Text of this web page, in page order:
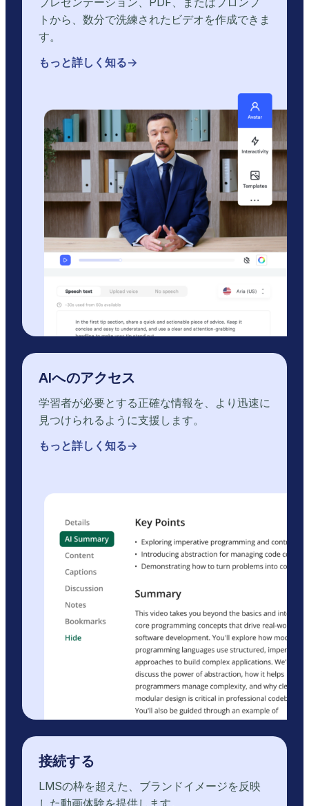
トから、数分で洗練されたビデオを作成できま
す。
もっと詳しく知る
AIへのアクセス
学習者が必要とする正確な情報を、より迅速に
見つけられるように支援します。
もっと詳しく知る
接続する
LMSの枠を超えた、ブランドイメージを反映